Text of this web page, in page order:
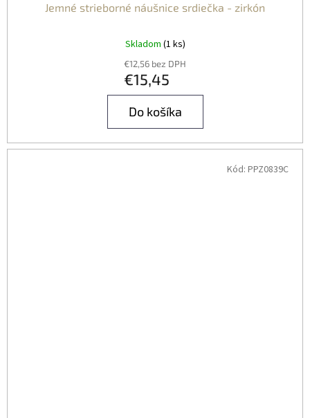
Jemné strieborné náušnice srdiečka - zirkón
Skladom (1 ks)
€12,56 bez DPH
€15,45
Do košíka
Kód: PPZ0839C